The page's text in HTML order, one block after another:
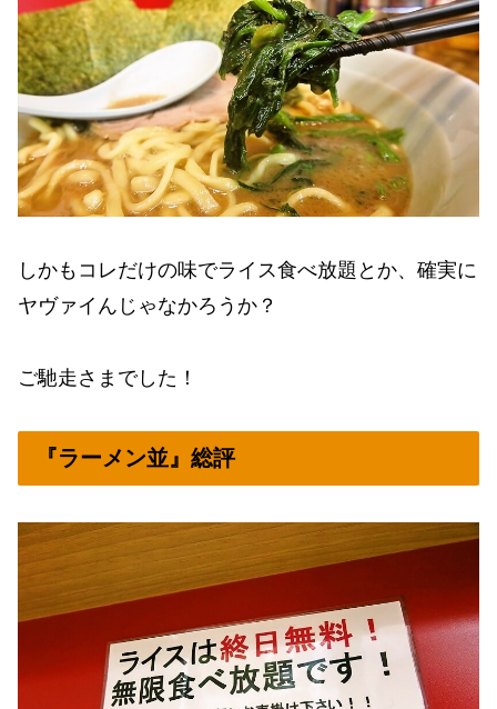
しかもコレだけの味でライス食べ放題とか、確実に
ヤヴァイんじゃなかろうか？
ご馳走さまでした！
『ラーメン並』総評